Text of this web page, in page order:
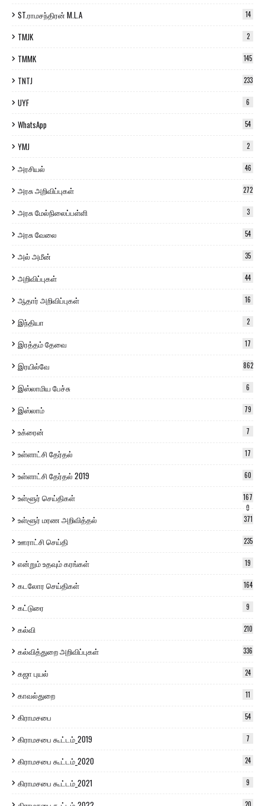
ST.ராமசந்திரன் M.L.A 14
TMJK 2
TMMK 145
TNTJ 233
UYF 6
WhatsApp 54
YMJ 2
அரசியல் 46
அரசு அறிவிப்புகள் 272
அரசு மேல்நிலைப்பள்ளி 3
அரசு வேலை 54
அல் அமீன் 35
அறிவிப்புகள் 44
ஆதார் அறிவிப்புகள் 16
இந்தியா 2
இரத்தம் தேவை 17
இரயில்வே 862
இஸ்லாமிய பேச்சு 6
இஸ்லாம் 79
உக்ரைன் 7
உள்ளாட்சி தேர்தல் 17
உள்ளாட்சி தேர்தல் 2019 60
உள்ளூர் செய்திகள்
167
0
உள்ளூர் மரண அறிவித்தல் 371
ஊராட்சி செய்தி 235
என்றும் உதவும் கரங்கள் 19
கடலோர செய்திகள் 164
கட்டுரை 9
கல்வி 210
கல்வித்துறை அறிவிப்புகள் 336
கஜா புயல் 24
காவல்துறை 11
கிராமசபை 54
கிராமசபை கூட்டம்_2019 7
கிராமசபை கூட்டம்_2020 24
கிராமசபை கூட்டம்_2021 9